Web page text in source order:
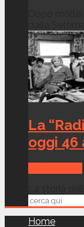
La
oggi 46
Home